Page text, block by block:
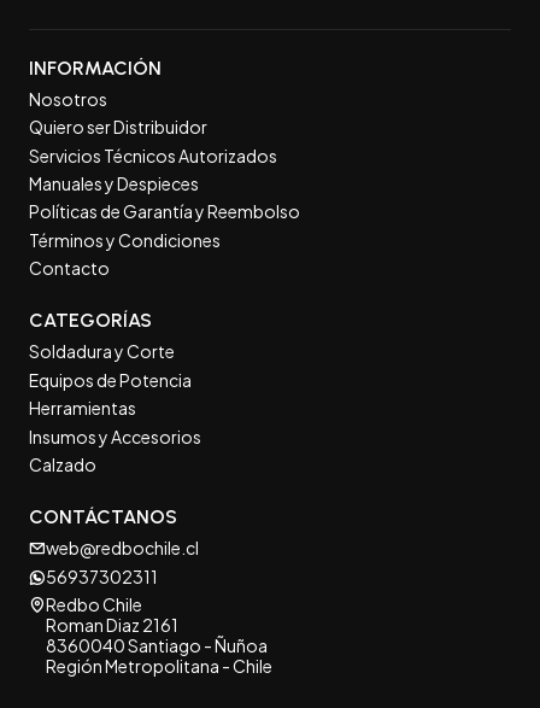
INFORMACIÓN
Nosotros
Quiero ser Distribuidor
Servicios Técnicos Autorizados
Manuales y Despieces
Políticas de Garantía y Reembolso
Términos y Condiciones
Contacto
CATEGORÍAS
Soldadura y Corte
Equipos de Potencia
Herramientas
Insumos y Accesorios
Calzado
CONTÁCTANOS
web@redbochile.cl
56937302311
Redbo Chile
Roman Diaz 2161
8360040 Santiago - Ñuñoa
Región Metropolitana - Chile